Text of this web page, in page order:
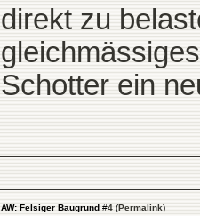
direkt zu
Schotter ein
AW: Felsiger Baugrund #4 (Permalink)